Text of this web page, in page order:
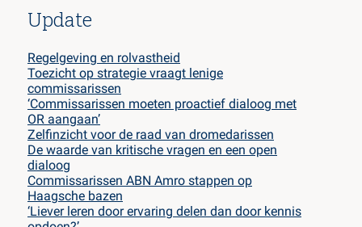
Update
Regelgeving en rolvastheid
Toezicht op strategie vraagt lenige
commissarissen
‘Commissarissen moeten proactief dialoog met
OR aangaan’
Zelfinzicht voor de raad van dromedarissen
De waarde van kritische vragen en een open
dialoog
Commissarissen ABN Amro stappen op
Haagsche bazen
‘Liever leren door ervaring delen dan door kennis